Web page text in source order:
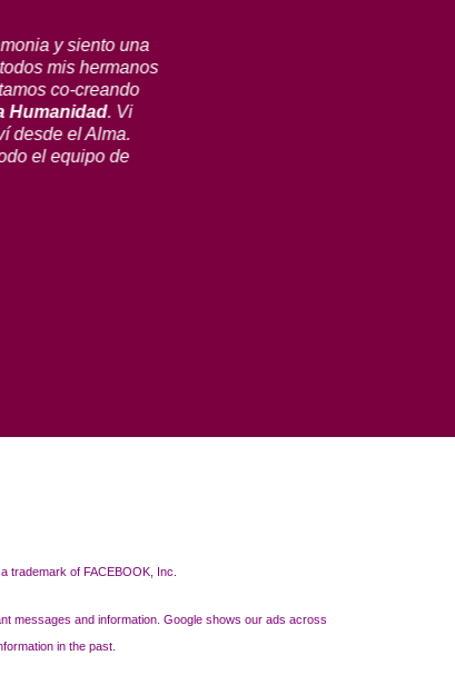
y siento una
mis hermanos
co-creando
Humanidad. Vi
desde el Alma.
el equipo de
trademark of FACEBOOK, Inc.
messages and information. Google shows our ads across
in the past.